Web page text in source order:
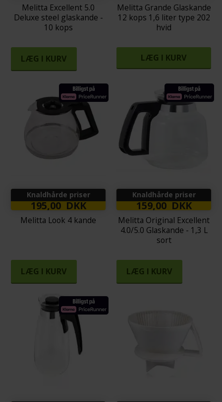
Melitta Excellent 5.0
Deluxe steel glaskande -
10 kops
LÆG I KURV
Melitta Grande Glaskande
12 kops 1,6 liter type 202
hvid
LÆG I KURV
Knaldhårde priser
195,00 DKK
Melitta Look 4 kande
LÆG I KURV
Knaldhårde priser
159,00 DKK
Melitta Original Excellent
4.0/5.0 Glaskande - 1,3 L
sort
LÆG I KURV